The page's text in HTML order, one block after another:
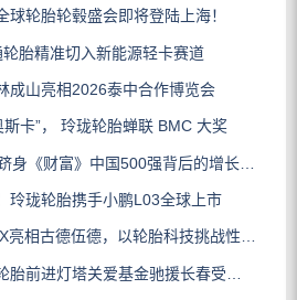
球轮胎轮毂盛会即将登陆上海！
胎精准切入新能源轻卡赛道
成山亮相2026泰中合作博览会
卡”， 玲珑轮胎蝉联 BMC 大奖
《财富》中国500强背后的增长逻辑
玲珑轮胎携手小鹏L03全球上市
古德伍德，以轮胎科技挑战性能边界
进灯塔关爱基金驰援长春受灾门店